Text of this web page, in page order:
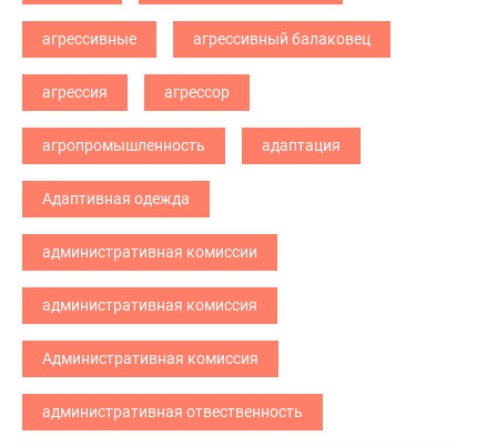
агрессивные агрессивный балаковец
агрессия агрессор
агропромышленность адаптация
Адаптивная одежда
административная комиссии
административная комиссия
Административная комиссия
административная отвественность